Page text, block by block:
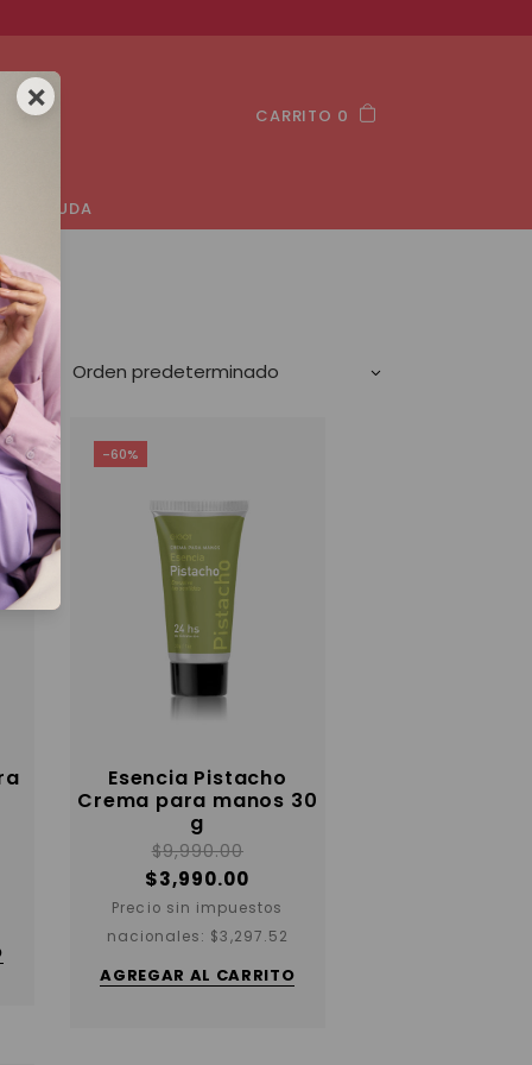
CARRITO 0
AYUDA
Orden predeterminado
-60%
Esencia Pistacho
Crema para manos 30
g
$9,990.00
$3,990.00
Precio sin impuestos
nacionales: $3,297.52
AGREGAR AL CARRITO
×